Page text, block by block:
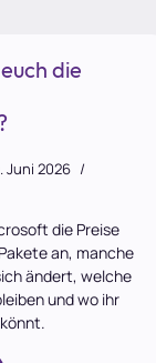
die
Juni 2026
die Preise
an, manche
ändert, welche
und wo ihr